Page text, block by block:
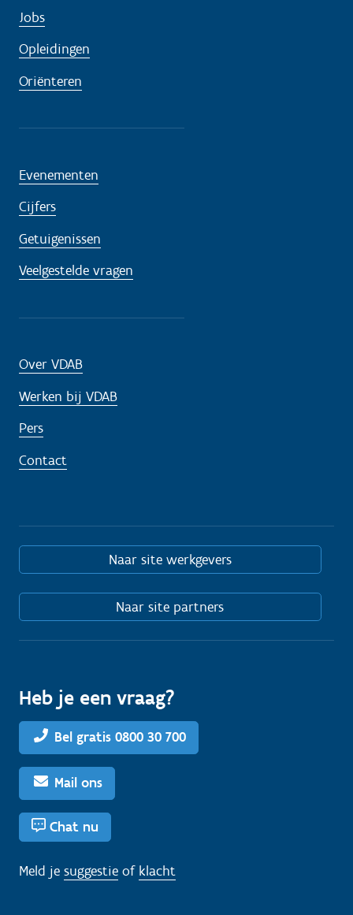
Jobs
Opleidingen
Oriënteren
Evenementen
Cijfers
Getuigenissen
Veelgestelde vragen
Over VDAB
Werken bij VDAB
Pers
Contact
Naar site werkgevers
Naar site partners
Heb je een vraag?
Bel gratis 0800 30 700
Mail ons
Chat nu
Meld je suggestie of klacht